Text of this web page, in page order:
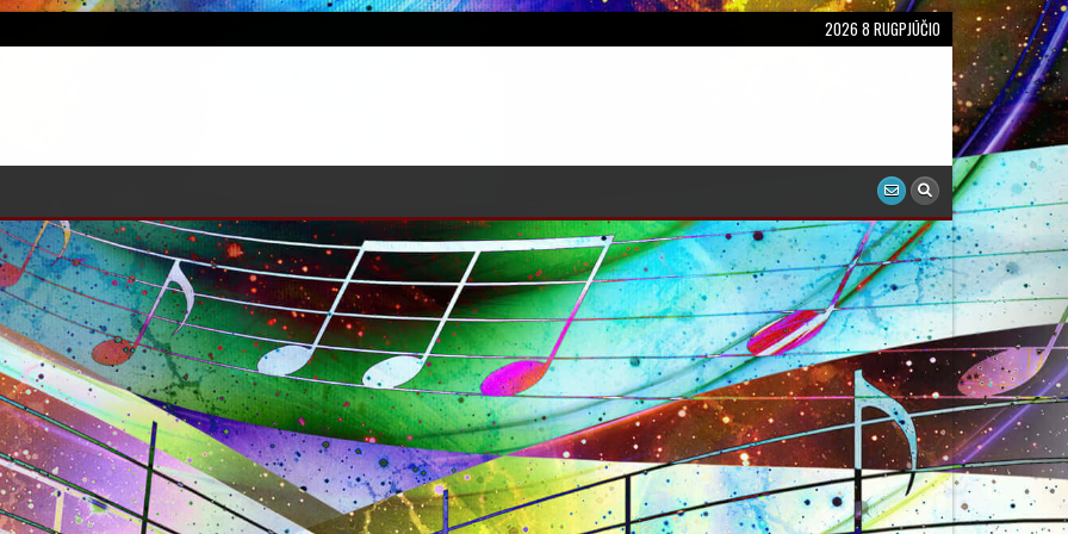
2026 8 RUGPJŪČIO